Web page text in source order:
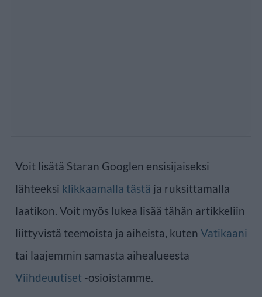
Voit lisätä Staran Googlen ensisijaiseksi
lähteeksi klikkaamalla tästä ja ruksittamalla
laatikon. Voit myös lukea lisää tähän artikkeliin
liittyvistä teemoista ja aiheista, kuten Vatikaani
tai laajemmin samasta aihealueesta
Viihdeuutiset -osioistamme.